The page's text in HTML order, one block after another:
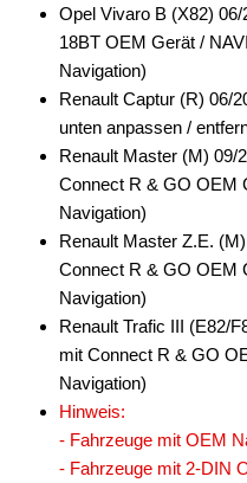
Opel Vivaro B (X82)
18BT OEM Gerät /
Navigation)
Renault Captur (R) 06/
unten anpassen /
Renault Master (M) 09/
Connect R & GO OEM
Navigation)
Renault Master Z.E.
Connect R & GO OEM
Navigation)
Renault Trafic III (E82/
mit Connect R & GO
Navigation)
Hinweis:
- Fahrzeuge mit OEM
- Fahrzeuge mit 2-DIN